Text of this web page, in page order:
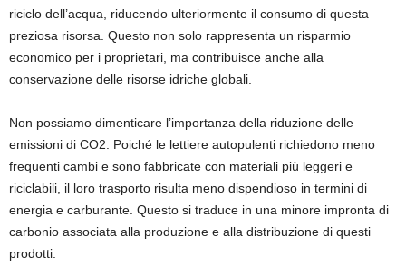
riciclo dell’acqua, riducendo ulteriormente il consumo di questa
preziosa risorsa. Questo non solo rappresenta un risparmio
economico per i proprietari, ma contribuisce anche alla
conservazione delle risorse idriche globali.
Non possiamo dimenticare l’importanza della riduzione delle
emissioni di CO2. Poiché le lettiere autopulenti richiedono meno
frequenti cambi e sono fabbricate con materiali più leggeri e
riciclabili, il loro trasporto risulta meno dispendioso in termini di
energia e carburante. Questo si traduce in una minore impronta di
carbonio associata alla produzione e alla distribuzione di questi
prodotti.